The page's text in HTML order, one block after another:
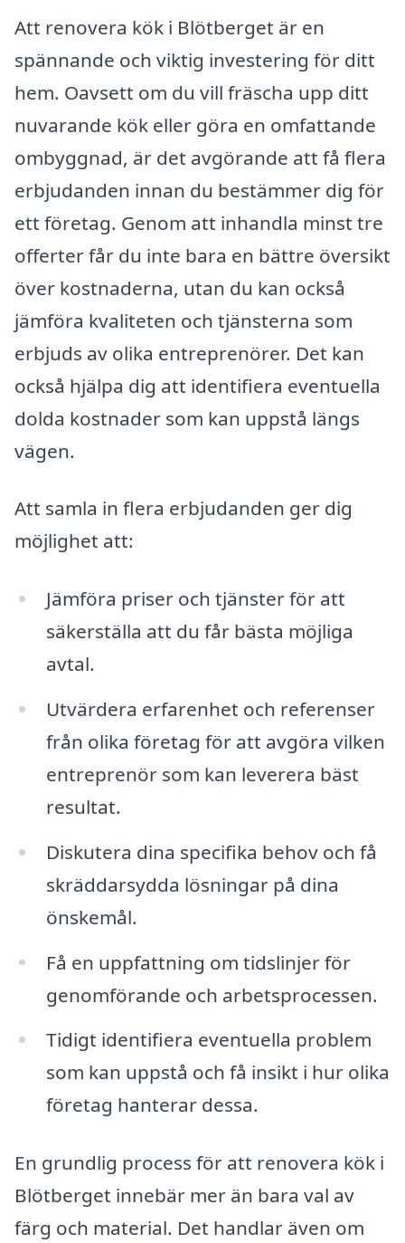
Att renovera kök i Blötberget är en
spännande och viktig investering för ditt
hem. Oavsett om du vill fräscha upp ditt
nuvarande kök eller göra en omfattande
ombyggnad, är det avgörande att få flera
erbjudanden innan du bestämmer dig för
ett företag. Genom att inhandla minst tre
offerter får du inte bara en bättre översikt
över kostnaderna, utan du kan också
jämföra kvaliteten och tjänsterna som
erbjuds av olika entreprenörer. Det kan
också hjälpa dig att identifiera eventuella
dolda kostnader som kan uppstå längs
vägen.
Att samla in flera erbjudanden ger dig
möjlighet att:
Jämföra priser och tjänster för att
säkerställa att du får bästa möjliga
avtal.
Utvärdera erfarenhet och referenser
från olika företag för att avgöra vilken
entreprenör som kan leverera bäst
resultat.
Diskutera dina specifika behov och få
skräddarsydda lösningar på dina
önskemål.
Få en uppfattning om tidslinjer för
genomförande och arbetsprocessen.
Tidigt identifiera eventuella problem
som kan uppstå och få insikt i hur olika
företag hanterar dessa.
En grundlig process för att renovera kök i
Blötberget innebär mer än bara val av
färg och material. Det handlar även om